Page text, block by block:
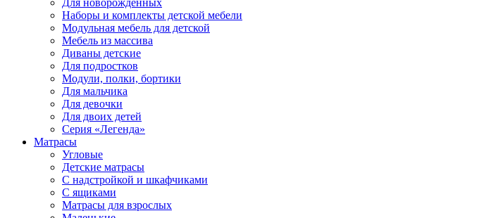
Для новорожденных
Наборы и комплекты детской мебели
Модульная мебель для детской
Мебель из массива
Диваны детские
Для подростков
Модули, полки, бортики
Для мальчика
Для девочки
Для двоих детей
Серия «Легенда»
Матрасы
Угловые
Детские матрасы
С надстройкой и шкафчиками
С ящиками
Матрасы для взрослых